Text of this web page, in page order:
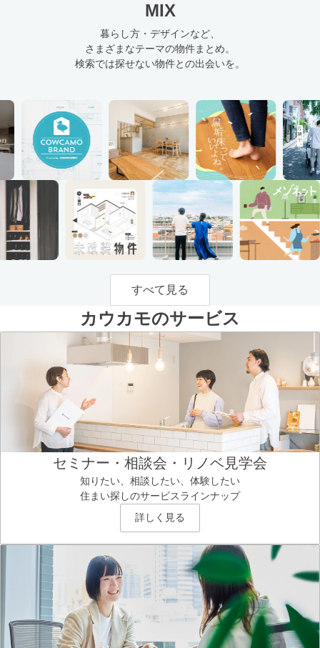
MIX
暮らし方・デザインなど、
さまざまなテーマの物件まとめ。
検索では探せない物件との出会いを。
すべて見る
カウカモのサービス
セミナー・相談会・リノベ見学会
知りたい、相談したい、体験したい
住まい探しのサービスラインナップ
詳しく見る